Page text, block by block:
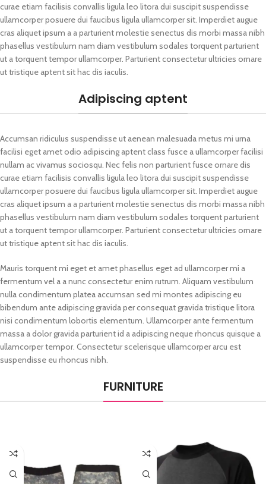
curae etiam facilisis convallis ligula leo litora dui suscipit suspendisse
ullamcorper posuere dui faucibus ligula ullamcorper sit. Imperdiet augue
cras aliquet ipsum a a parturient molestie senectus dis morbi massa nibh
phasellus vestibulum nam diam vestibulum sodales torquent parturient
ut a torquent tempor ullamcorper. Parturient consectetur ultricies ornare
ut tristique aptent sit hac dis iaculis.
Adipiscing aptent
Accumsan ridiculus suspendisse ut aenean malesuada metus mi urna
facilisi eget amet odio adipiscing aptent class fusce a ullamcorper facilisi
nullam ac vivamus sociosqu. Nec felis non parturient fusce ornare dis
curae etiam facilisis convallis ligula leo litora dui suscipit suspendisse
ullamcorper posuere dui faucibus ligula ullamcorper sit. Imperdiet augue
cras aliquet ipsum a a parturient molestie senectus dis morbi massa nibh
phasellus vestibulum nam diam vestibulum sodales torquent parturient
ut a torquent tempor ullamcorper. Parturient consectetur ultricies ornare
ut tristique aptent sit hac dis iaculis.
Mauris torquent mi eget et amet phasellus eget ad ullamcorper mi a
fermentum vel a a nunc consectetur enim rutrum. Aliquam vestibulum
nulla condimentum platea accumsan sed mi montes adipiscing eu
bibendum ante adipiscing gravida per consequat gravida tristique litora
nisi condimentum lobortis elementum. Ullamcorper ante fermentum
massa a dolor gravida parturient id a adipiscing neque rhoncus quisque a
ullamcorper tempor. Consectetur scelerisque ullamcorper arcu est
suspendisse eu rhoncus nibh.
FURNITURE